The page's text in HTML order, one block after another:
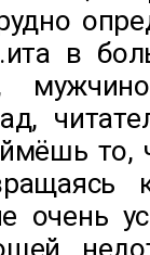
в
то,
очень